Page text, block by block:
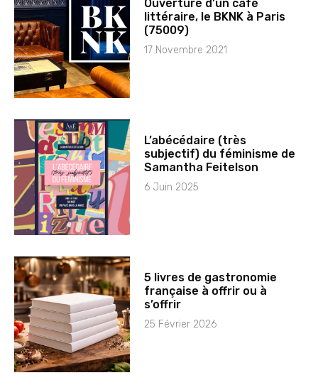
Ouverture d’un café
littéraire, le BKNK à Paris
(75009)
17 Novembre 2021
L’abécédaire (très
subjectif) du féminisme de
Samantha Feitelson
6 Juin 2025
5 livres de gastronomie
française à offrir ou à
s’offrir
25 Février 2026